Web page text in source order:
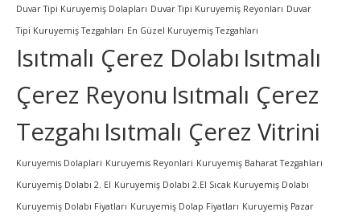
Duvar Tipi Kuruyemiş Dolapları Duvar Tipi Kuruyemiş Reyonları Duvar
Tipi Kuruyemiş Tezgahları En Güzel Kuruyemiş Tezgahları
Isıtmalı Çerez Dolabı Isıtmalı
Çerez Reyonu Isıtmalı Çerez
Tezgahı Isıtmalı Çerez Vitrini
Kuruyemis Dolaplari Kuruyemis Reyonlari Kuruyemiş Baharat Tezgahları
Kuruyemiş Dolabı 2. El Kuruyemiş Dolabı 2.El Sıcak Kuruyemiş Dolabı
Kuruyemiş Dolabı Fiyatları Kuruyemiş Dolap Fiyatları Kuruyemiş Pazar